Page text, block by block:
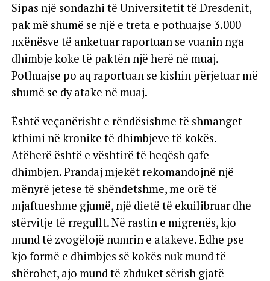
Sipas një sondazhi të Universitetit të Dresdenit,
pak më shumë se një e treta e pothuajse 3.000
nxënësve të anketuar raportuan se vuanin nga
dhimbje koke të paktën një herë në muaj.
Pothuajse po aq raportuan se kishin përjetuar më
shumë se dy atake në muaj.
Është veçanërisht e rëndësishme të shmanget
kthimi në kronike të dhimbjeve të kokës.
Atëherë është e vështirë të heqësh qafe
dhimbjen. Prandaj mjekët rekomandojnë një
mënyrë jetese të shëndetshme, me orë të
mjaftueshme gjumë, një dietë të ekuilibruar dhe
stërvitje të rregullt. Në rastin e migrenës, kjo
mund të zvogëlojë numrin e atakeve. Edhe pse
kjo formë e dhimbjes së kokës nuk mund të
shërohet, ajo mund të zhduket sërish gjatë